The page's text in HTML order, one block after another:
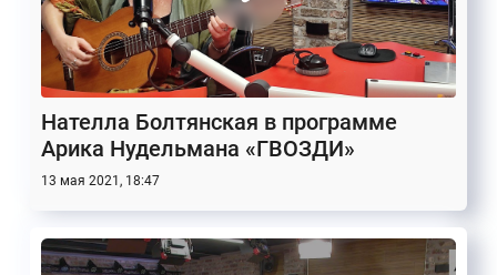
Нателла Болтянская в программе
Арика Нудельмана «ГВОЗДИ»
13 мая 2021, 18:47